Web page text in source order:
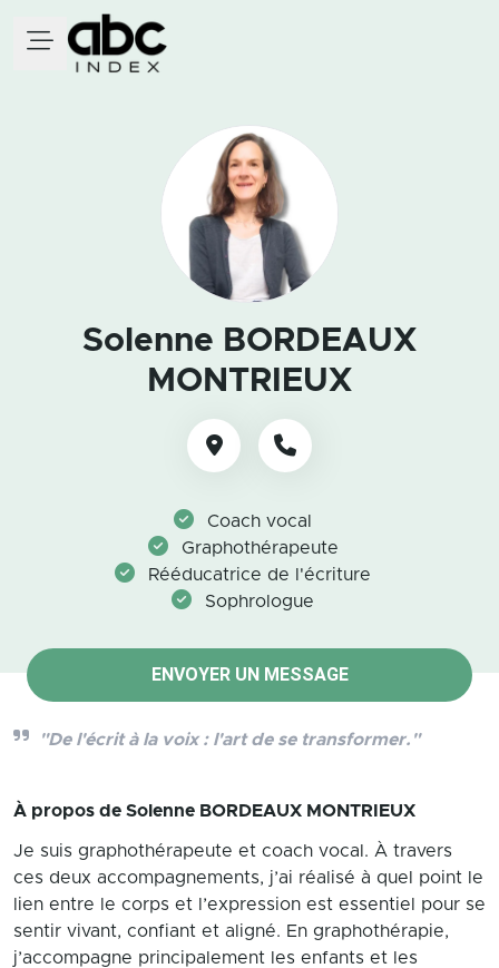
Solenne BORDEAUX
MONTRIEUX
Coach vocal
Graphothérapeute
Rééducatrice de l'écriture
Sophrologue
ENVOYER UN MESSAGE
"De l'écrit à la voix : l'art de se transformer."
À propos de Solenne BORDEAUX MONTRIEUX
Je suis graphothérapeute et coach vocal. À travers
ces deux accompagnements, j’ai réalisé à quel point le
lien entre le corps et l’expression est essentiel pour se
sentir vivant, confiant et aligné. En graphothérapie,
j’accompagne principalement les enfants et les